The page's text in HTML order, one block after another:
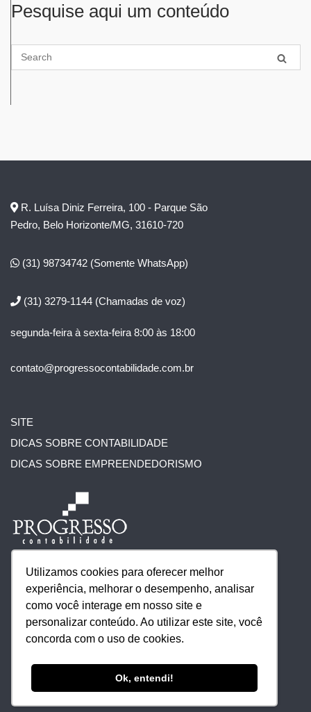
Utilizamos cookies para oferecer melhor
experiência, melhorar o desempenho, analisar
como você interage em nosso site e
personalizar conteúdo. Ao utilizar este site, você
concorda com o uso de cookies.
Ok, entendi!
Pesquise aqui um conteúdo
R. Luísa Diniz Ferreira, 100 - Parque São
Pedro, Belo Horizonte/MG, 31610-720
(31) 98734742 (Somente WhatsApp)
(31) 3279-1144 (Chamadas de voz)
segunda-feira à sexta-feira 8:00 às 18:00
contato@progressocontabilidade.com.br
SITE
DICAS SOBRE CONTABILIDADE
DICAS SOBRE EMPREENDEDORISMO